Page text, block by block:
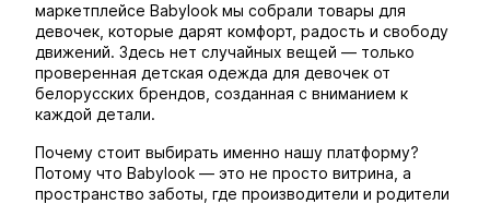
маркетплейсе Babylook мы собрали товары для
девочек, которые дарят комфорт, радость и свободу
движений. Здесь нет случайных вещей — только
проверенная детская одежда для девочек от
белорусских брендов, созданная с вниманием к
каждой детали.
Почему стоит выбирать именно нашу платформу?
Потому что Babylook — это не просто витрина, а
пространство заботы, где производители и родители